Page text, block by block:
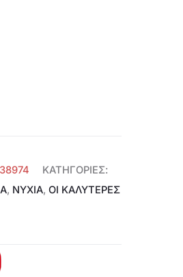
ΚΑΤΗΓΟΡΊΕΣ:
, ΝΎΧΙΑ, ΟΙ ΚΑΛΥΤΕΡΕΣ